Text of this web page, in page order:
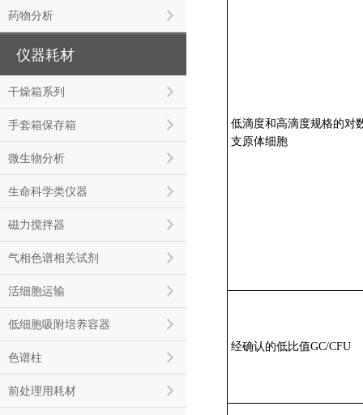
药物分析
仪器耗材
干燥箱系列
手套箱保存箱
微生物分析
生命科学类仪器
磁力搅拌器
气相色谱相关试剂
活细胞运输
低细胞吸附培养容器
色谱柱
前处理用耗材
低滴度和高滴度规格的对
支原体细胞
经确认的低比值GC/CFU